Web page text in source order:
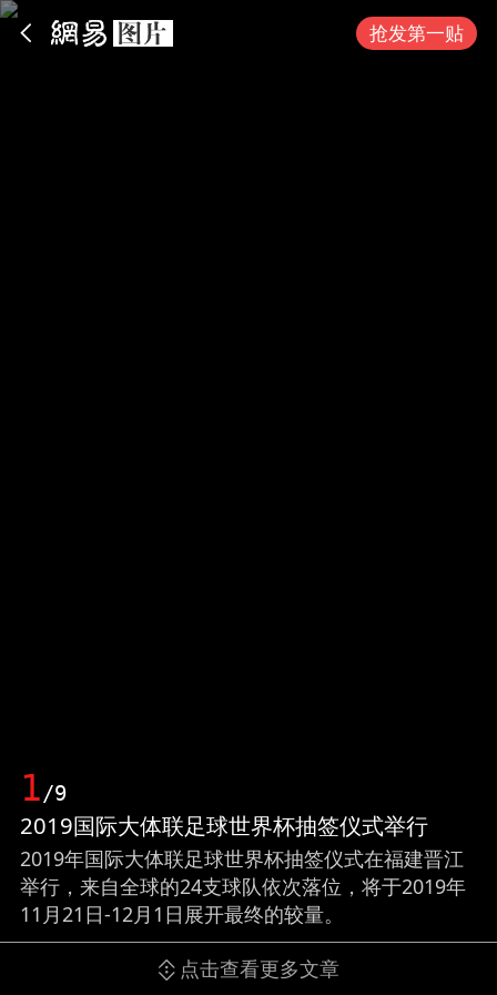
抢发第一贴
1/9
2019国际大体联足球世界杯抽签仪式举行
2019年国际大体联足球世界杯抽签仪式在福建晋江
举行，来自全球的24支球队依次落位，将于2019年
11月21日-12月1日展开最终的较量。
点击查看更多文章
App内打开